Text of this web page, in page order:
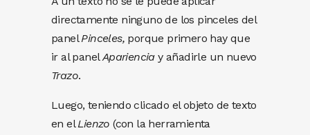
directamente ninguno de los pinceles del
panelPinceles, porque primero hay que
ir al panelAparienciay añadirle un nuevo
Trazo.
Luego, teniendo clicado el objeto de texto
en elLienzo (con la herramienta